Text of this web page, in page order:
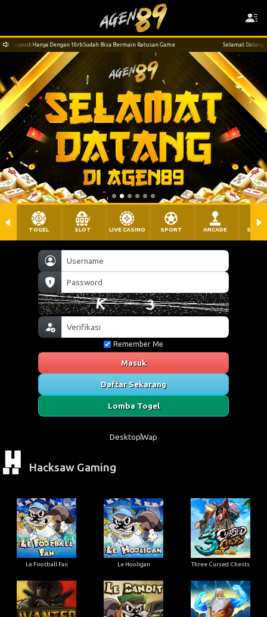
Sudah Bisa Bermain Ratusan Game Selamat Datang Di AGEN89 Deposit Hanya
Remember Me
Masuk
Daftar Sekarang
Lomba Togel
TOGEL SLOT LIVE CASINO SPORT ARCADE
DesktopWap
Hacksaw Gaming
Le Football Fan Le Hooligan Three Cursed Chests